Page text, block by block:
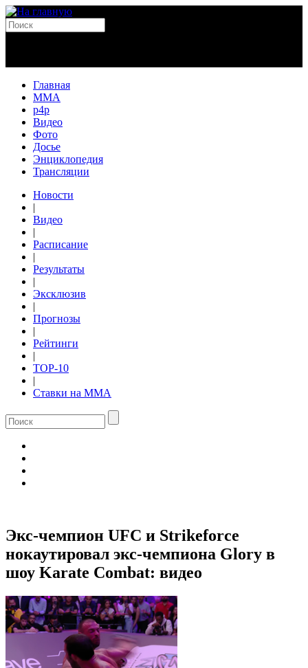
Главная
MMA
p4p
Видео
Фото
Досье
Энциклопедия
Трансляции
Новости
|
Видео
|
Расписание
|
Результаты
|
Эксклюзив
|
Прогнозы
|
Рейтинги
|
TOP-10
|
Ставки на ММА
Экс-чемпион UFC и Strikeforce
нокаутировал экс-чемпиона Glory в
шоу Karate Combat: видео